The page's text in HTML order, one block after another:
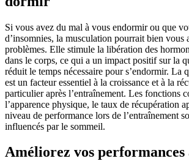
Si vous avez du mal à vous endormir ou que
d’insomnies, la musculation pourrait bien vous
problèmes. Elle stimule la libération des
dans le corps, ce qui a un impact positif sur la
réduit le temps nécessaire pour s’endormir. La
est un facteur essentiel à la croissance et à la
particulier après l’entraînement. Les fonctions
l’apparence physique, le taux de récupération
niveau de performance lors de l’entraînement
influencés par le sommeil.
Améliorez vos performances